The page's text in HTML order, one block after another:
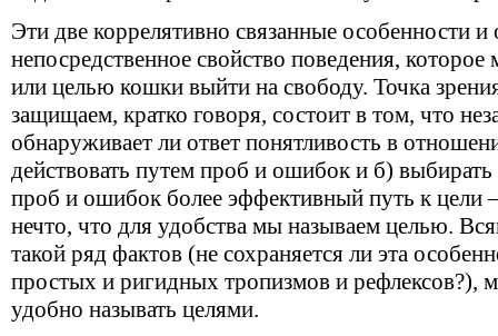
Эти две коррелятивно связанные особенности
непосредственное свойство поведения,
или целью кошки выйти на свободу. Точка
защищаем, кратко говоря, состоит в том, что
обнаруживает ли ответ понятливость в
действовать путем проб и ошибок и б) выбирать
проб и ошибок более эффективный путь к цели
нечто, что для удобства мы называем целью.
такой ряд фактов (не сохраняется ли эта
простых и ригидных тропизмов и рефлексов?),
удобно называть целями.